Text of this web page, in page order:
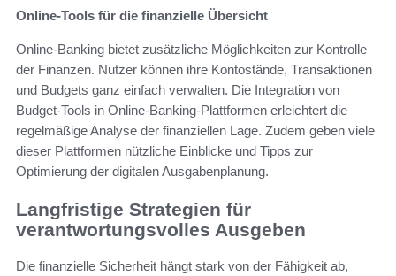
Online-Tools für die finanzielle Übersicht
Online-Banking bietet zusätzliche Möglichkeiten zur Kontrolle
der Finanzen. Nutzer können ihre Kontostände, Transaktionen
und Budgets ganz einfach verwalten. Die Integration von
Budget-Tools in Online-Banking-Plattformen erleichtert die
regelmäßige Analyse der finanziellen Lage. Zudem geben viele
dieser Plattformen nützliche Einblicke und Tipps zur
Optimierung der digitalen Ausgabenplanung.
Langfristige Strategien für
verantwortungsvolles Ausgeben
Die finanzielle Sicherheit hängt stark von der Fähigkeit ab,